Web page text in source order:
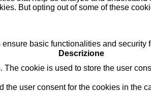
But opting out of some of these
basic functionalities and security
Descrizione
cookie is used to store the user
user consent for the cookies in the